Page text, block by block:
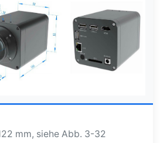
mm, siehe Abb. 3-32